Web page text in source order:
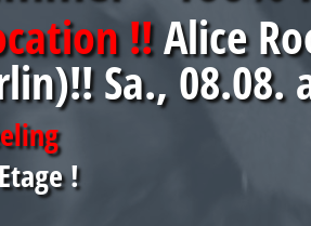
!!Alice
Sa., 08.08.
!